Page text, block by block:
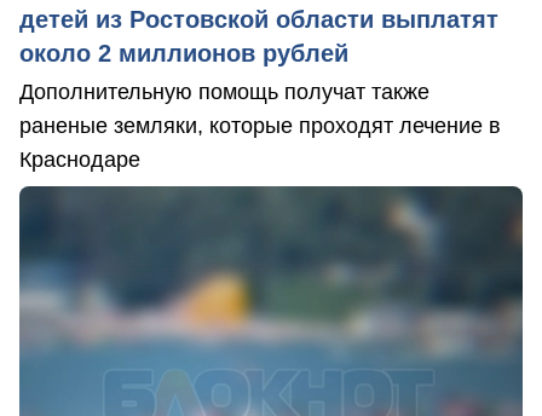
детей из Ростовской области выплатят
около 2 миллионов рублей
Дополнительную помощь получат также
раненые земляки, которые проходят лечение в
Краснодаре